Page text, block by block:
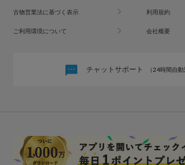
古物営業法に基づく表示 利用規約
ご利用環境について 会社概要
チャットサポート （24時間自動